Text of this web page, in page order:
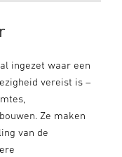
ingezet waar een
vereist is –
Ze maken
van de